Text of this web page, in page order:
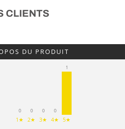
CLIENTS
DU PRODUIT
0
1★
0
2★
0
3★
0
4★
1
5★